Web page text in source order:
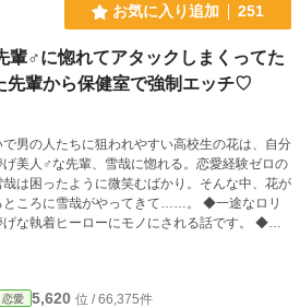
お気に入り追加 251
輩♂に惚れてアタックしまくってた
先輩から保健室で強制エッチ♡
男の人たちに狙われやすい高校生の花は、自分
美人♂な先輩、雪哉に惚れる。恋愛経験ゼロの
は困ったように微笑むばかり。そんな中、花が
ところに雪哉がやってきて……。 ◆一途なロリ
な執着ヒーローにモノにされる話です。 ◆タ
ぶです。 ◆♡喘ぎ、男性向けエロ表現有り。 ◆
っちなおまけあり。
恋愛 5,620 位 / 66,375件